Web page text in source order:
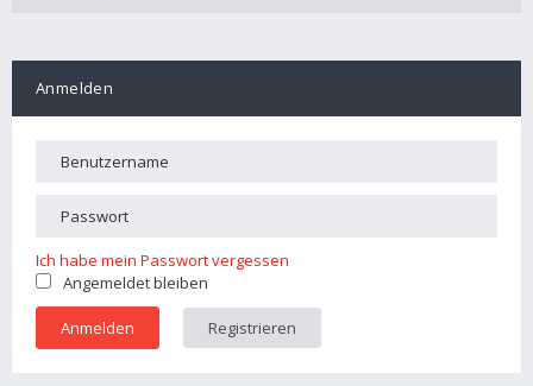
Anmelden
Ich habe mein Passwort vergessen
Angemeldet bleiben
Registrieren